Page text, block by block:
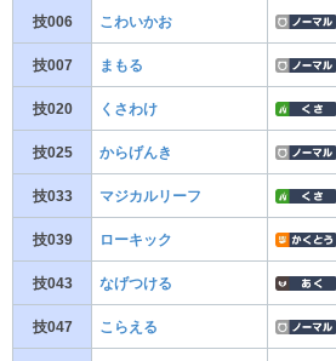
技006 こわいかお
技007 まもる
技020 くさわけ
技025 からげんき
技033 マジカルリーフ
技039 ローキック
技043 なげつける
技047 こらえる